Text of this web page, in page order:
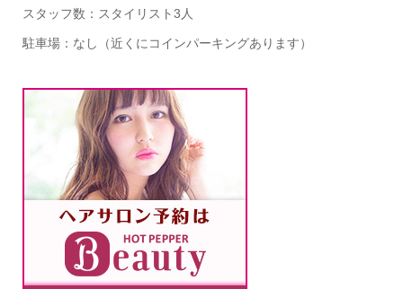
スタッフ数：スタイリスト3人
駐車場：なし（近くにコインパーキングあります）